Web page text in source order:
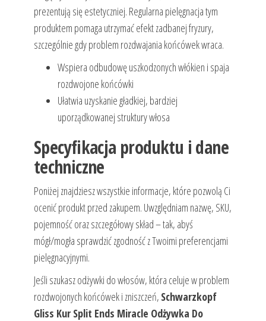
prezentują się estetyczniej. Regularna pielęgnacja tym
produktem pomaga utrzymać efekt zadbanej fryzury,
szczególnie gdy problem rozdwajania końcówek wraca.
Wspiera odbudowę uszkodzonych włókien i spaja
rozdwojone końcówki
Ułatwia uzyskanie gładkiej, bardziej
uporządkowanej struktury włosa
Specyfikacja produktu i dane
techniczne
Poniżej znajdziesz wszystkie informacje, które pozwolą Ci
ocenić produkt przed zakupem. Uwzględniam nazwę, SKU,
pojemność oraz szczegółowy skład – tak, abyś
mógł/mogła sprawdzić zgodność z Twoimi preferencjami
pielęgnacyjnymi.
Jeśli szukasz odżywki do włosów, która celuje w problem
rozdwojonych końcówek i zniszczeń, Schwarzkopf
Gliss Kur Split Ends Miracle Odżywka Do